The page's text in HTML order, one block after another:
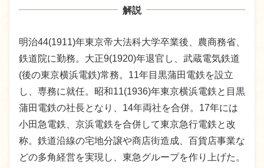
解説
明治44(1911)年東京帝大法科大学卒業後、農商務省、
鉄道院に勤務。大正9(1920)年退官し、武蔵電気鉄道
(後の東京横浜電鉄)常務。11年目黒蒲田電鉄を設立
し、専務に就任。昭和11(1936)年東京横浜電鉄と目黒
蒲田電鉄の社長となり、14年両社を合併。17年には
小田急電鉄、京浜電鉄を合併して東京急行電鉄と改
称。鉄道沿線の宅地分譲や商店街造成、百貨店事業な
どの多角経営を実現し、東急グループを作り上げた。